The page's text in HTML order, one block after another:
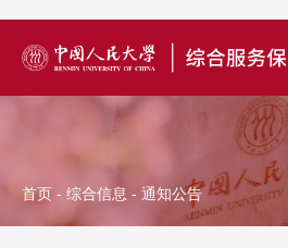
首页 - 综合信息 - 通知公告